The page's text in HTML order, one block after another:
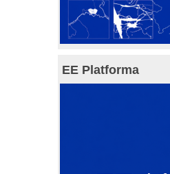
EE Platforma